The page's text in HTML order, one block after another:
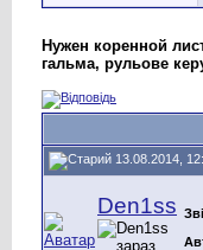
Нужен коренной
гальма, рульове
13.08.2014,
Den1ss